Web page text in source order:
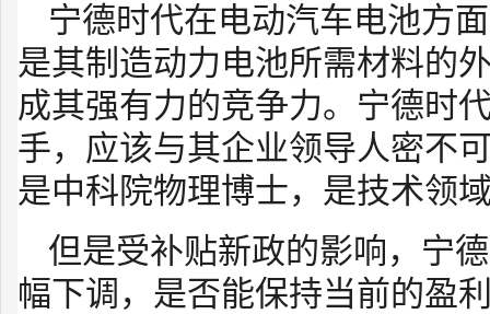
宁德时代在电动汽车电池方
是其制造动力电池所需材料的
成其强有力的竞争力。宁德时
手，应该与其企业领导人密不
是中科院物理博士，是技术领
但是受补贴新政的影响，宁
幅下调，是否能保持当前的盈